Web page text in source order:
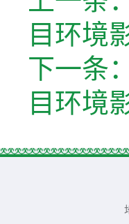
目环境
下一条：
目环境